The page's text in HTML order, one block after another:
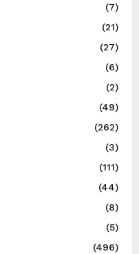
(7)
(21)
(27)
(6)
(2)
(49)
(262)
(3)
(111)
(44)
(8)
(5)
(496)